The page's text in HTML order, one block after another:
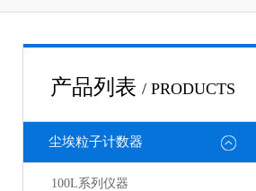
产品列表 / PRODUCTS
尘埃粒子计数器
100L系列仪器